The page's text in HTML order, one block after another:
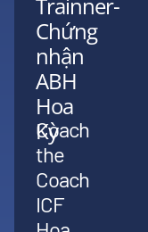
Chứng
nhận
ABH
Hoa
Kỳ
Coach
the
Coach
ICF